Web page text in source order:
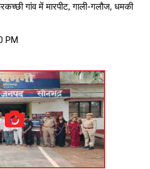
गांव में मारपीट, गाली-गलौज, धमकी
PM